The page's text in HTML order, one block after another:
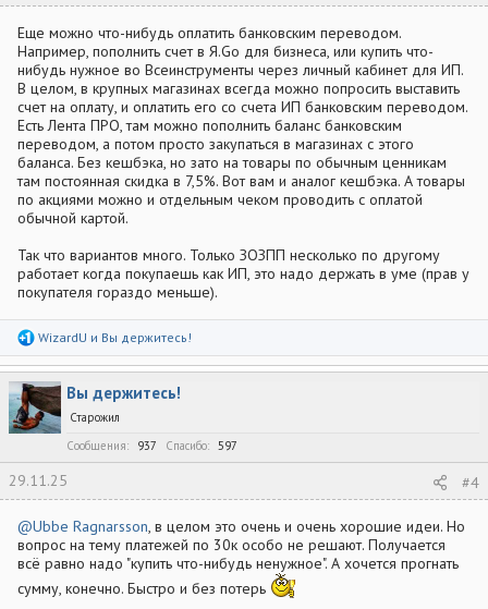
Еще можно что-нибудь оплатить банковским переводом.
Например, пополнить счет в Я.Go для бизнеса, или купить что-
нибудь нужное во Всеинструменты через личный кабинет для ИП.
В целом, в крупных магазинах всегда можно попросить выставить
счет на оплату, и оплатить его со счета ИП банковским переводом.
Есть Лента ПРО, там можно пополнить баланс банковским
переводом, а потом просто закупаться в магазинах с этого
баланса. Без кешбэка, но зато на товары по обычным ценникам
там постоянная скидка в 7,5%. Вот вам и аналог кешбэка. А товары
по акциями можно и отдельным чеком проводить с оплатой
обычной картой.
Так что вариантов много. Только ЗОЗПП несколько по другому
работает когда покупаешь как ИП, это надо держать в уме (прав у
покупателя гораздо меньше).
Р
а
к
ц
и
и
WizardU и Вы держитесь!
Вы держитесь!
Старожил
Сообщения
937 Спасибо 597
29.11.25 #4
@Ubbe Ragnarsson, в целом это очень и очень хорошие идеи. Но
вопрос на тему платежей по 30к особо не решают. Получается
всё равно надо "купить что-нибудь ненужное". А хочется прогнать
сумму, конечно. Быстро и без потерь